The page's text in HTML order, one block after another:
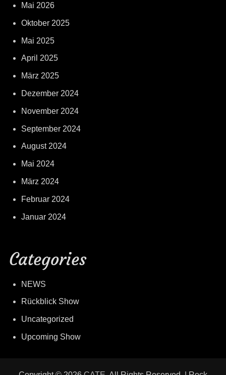
Mai 2026
Oktober 2025
Mai 2025
April 2025
März 2025
Dezember 2024
November 2024
September 2024
August 2024
Mai 2024
März 2024
Februar 2024
Januar 2024
Categories
NEWS
Rückblick Show
Uncategorized
Upcoming Show